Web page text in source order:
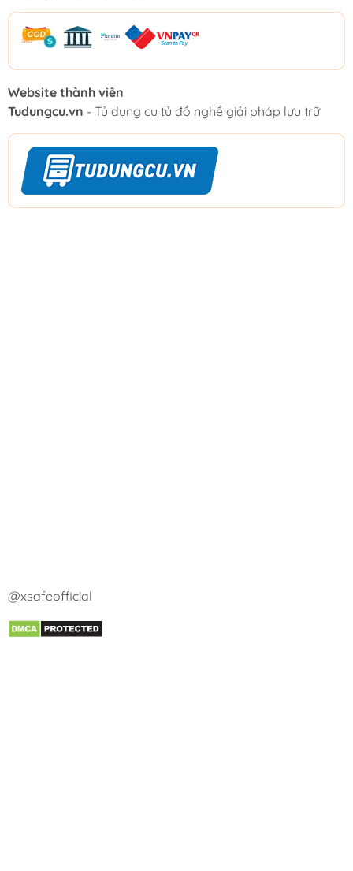
Website thành viên
Tudungcu.vn - Tủ dụng cụ tủ đồ nghề giải pháp lưu trữ
@xsafeofficial